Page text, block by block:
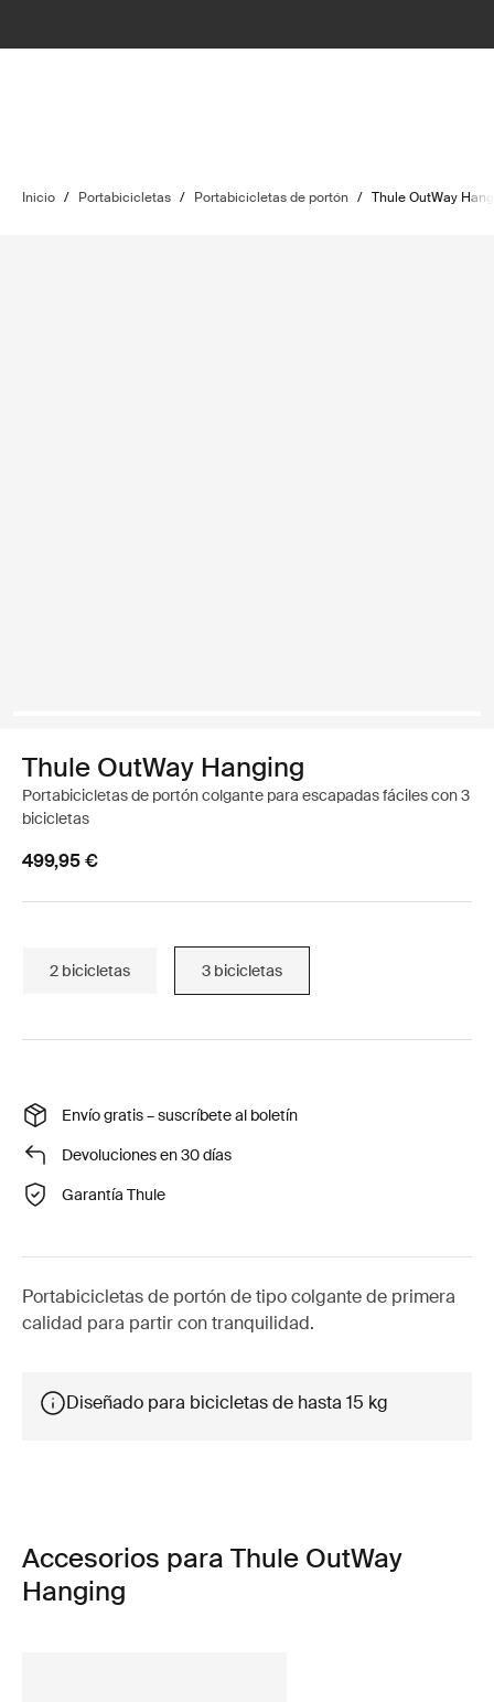
Inicio / Portabicicletas / Portabicicletas de portón / Thule OutWay
Thule OutWay Hanging
Portabicicletas de portón colgante para escapadas fáciles con 3
bicicletas
499,95 €
2 bicicletas 3 bicicletas
Envío gratis – suscríbete al boletín
Devoluciones en 30 días
Garantía Thule
Portabicicletas de portón de tipo colgante de primera
calidad para partir con tranquilidad.
Diseñado para bicicletas de hasta 15 kg
Accesorios para Thule OutWay
Hanging